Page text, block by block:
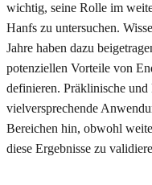
wichtig, seine Rolle im
Hanfs zu untersuchen.
Jahre haben dazu
potenziellen Vorteile von
definieren. Präklinische
vielversprechende
Bereichen hin, obwohl
diese Ergebnisse zu